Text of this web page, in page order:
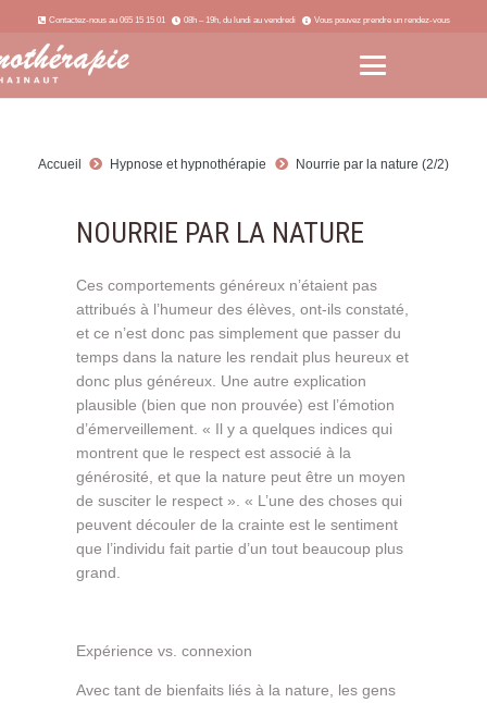
Contactez-nous au 065 15 15 01 08h – 19h, du lundi au vendredi Vous pouvez prendre un rendez-vous
Accueil Hypnose et hypnothérapie Nourrie par la nature (2/2)
NOURRIE PAR LA NATURE
Ces comportements généreux n’étaient pas
attribués à l’humeur des élèves, ont-ils constaté,
et ce n’est donc pas simplement que passer du
temps dans la nature les rendait plus heureux et
donc plus généreux. Une autre explication
plausible (bien que non prouvée) est l’émotion
d’émerveillement. « Il y a quelques indices qui
montrent que le respect est associé à la
générosité, et que la nature peut être un moyen
de susciter le respect ». « L’une des choses qui
peuvent découler de la crainte est le sentiment
que l’individu fait partie d’un tout beaucoup plus
grand.
Expérience vs. connexion
Avec tant de bienfaits liés à la nature, les gens